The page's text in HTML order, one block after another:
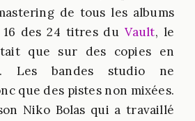
de tous les albums
des 24 titres du Vault, le
que sur des copies en
Les bandes studio ne
que des pistes non mixées.
Niko Bolas qui a travaillé